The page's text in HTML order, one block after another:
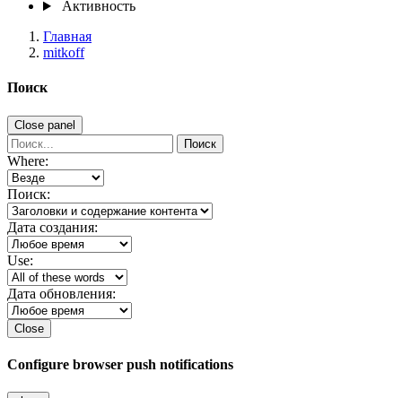
Активность
Главная
mitkoff
Поиск
Close panel
Поиск
Where:
Поиск:
Дата создания:
Use:
Дата обновления:
Close
Configure browser push notifications